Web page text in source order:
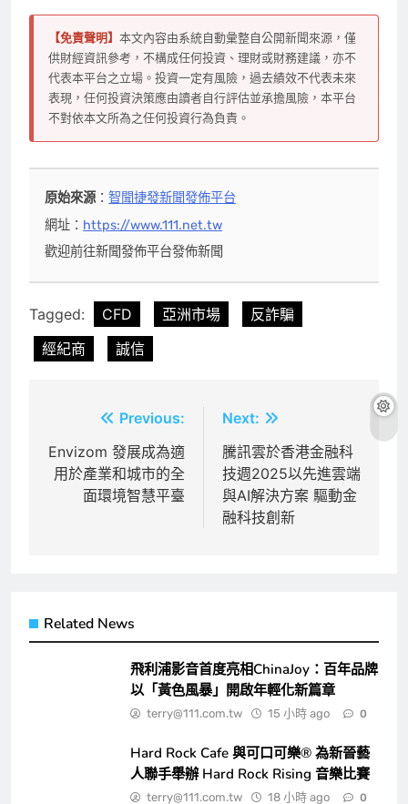
【免責聲明】 本文內容由系統自動彙整自公開新聞來源，僅
供財經資訊參考，不構成任何投資、理財或財務建議，亦不
代表本平台之立場。投資一定有風險，過去績效不代表未來
表現，任何投資決策應由讀者自行評估並承擔風險，本平台
不對依本文所為之任何投資行為負責。
原始來源：智聞捷發新聞發佈平台
網址： https://www.111.net.tw
歡迎前往新聞發佈平台發佈新聞
Tagged: CFD 亞洲市場
反詐騙
經紀商
誠信
章
導
Previous:
Envizom 發展成為適
用於產業和城市的全
面環境智慧平臺
Next:
騰訊雲於香港金融科
技週2025以先進雲端
與AI解決方案 驅動金
融科技創新
Related News
飛利浦影音首度亮相ChinaJoy：百年品牌
以「黃色風暴」開啟年輕化新篇章
terry@111.com.tw 15 小時 ago 0
Hard Rock Cafe 與可口可樂® 為新晉藝
人聯手舉辦 Hard Rock Rising 音樂比賽
terry@111.com.tw 18 小時 ago 0